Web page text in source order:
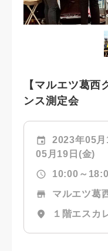
【マルエツ葛西
ンス測定会
event
2023年05月
05月19日(金)
schedule 10:00～
store マルエツ葛
location_on １階エスカ